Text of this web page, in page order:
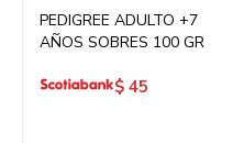
PEDIGREE ADULTO +7
AÑOS SOBRES 100 GR
$ 45